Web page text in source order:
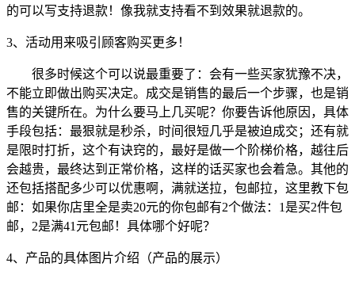
的可以写支持退款！像我就支持看不到效果就退款的。
3、活动用来吸引顾客购买更多！
很多时候这个可以说最重要了：会有一些买家犹豫不决，
不能立即做出购买决定。成交是销售的最后一个步骤，也是销
售的关键所在。为什么要马上几买呢？你要告诉他原因，具体
手段包括：最狠就是秒杀，时间很短几乎是被迫成交；还有就
是限时打折，这个有诀窍的，最好是做一个阶梯价格，越往后
会越贵，最终达到正常价格，这样的话买家也会着急。其他的
还包括搭配多少可以优惠啊，满就送拉，包邮拉，这里教下包
邮：如果你店里全是卖20元的你包邮有2个做法：1是买2件包
邮，2是满41元包邮！具体哪个好呢？
4、产品的具体图片介绍（产品的展示）